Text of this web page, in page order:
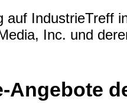
auf IndustrieTreff
Inc. und
Angebote